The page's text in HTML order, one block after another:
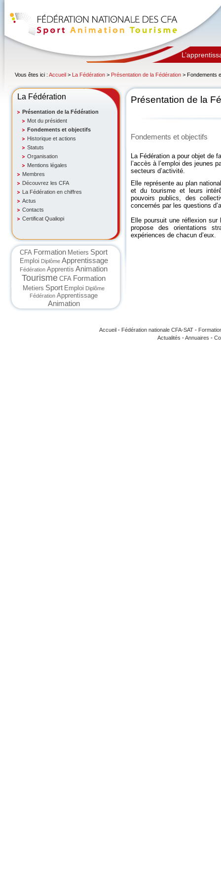
Vous êtes ici : Accueil > La Fédération > Présentation de la Fédération > Fondements
La Fédération
Présentation de la Fédération
Mot du président
Fondements et objectifs
Historique et actions
Statuts
Organisation
Mentions légales
Membres
Découvrez les CFA
La Fédération en chiffres
Actus
Contacts
Certificat Qualiopi
CFA Formation Metiers Sport
Emploi Diplôme Apprentissage
Fédération Apprentis Animation
Tourisme CFA Formation
Metiers Sport Emploi Diplôme
Fédération Apprentissage
Animation
Présentation de la
Fondements et objectifs
La Fédération a pour objet de
l’accès à l’emploi des jeunes
secteurs d’activité.
Elle représente au plan
et du tourisme et leurs
pouvoirs publics, des
concernés par les questions
Elle poursuit une réflexion
propose des orientations
expériences de chacun d’eux.
Accueil - Fédération nationale CFA-SAT -
Actualités -Annuaires -